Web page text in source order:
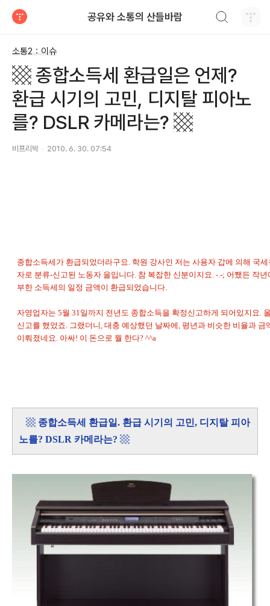
공유와 소통의 산들바람
소통2：이슈
▩ 종합소득세 환급일은 언제?
환급 시기의 고민, 디지탈 피아노
를? DSLR 카메라는? ▩
비프리박 2010. 6. 30. 07:54
종합소득세가 환급되었더라구요. 학원 강사인 저는 사용자 갑에 의해 국
자로 분류-신고된 노동자 을입니다. 참 복잡한 신분이지요. -.-; 어쨌든 작
부한 소득세의 일정 금액이 환급되었습니다.
자영업자는 5월 31일까지 전년도 종합소득을 확정신고하게 되어있지요.
신고를 했었죠. 그랬더니, 대충 예상했던 날짜에, 평년과 비슷한 비율과 금
이뤄졌네요. 아싸! 이 돈으로 뭘 한다? ^^a
▩ 종합소득세 환급일. 환급 시기의 고민, 디지탈 피아
노를? DSLR 카메라는? ▩